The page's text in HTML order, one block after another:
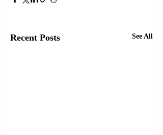
Recent Posts See All